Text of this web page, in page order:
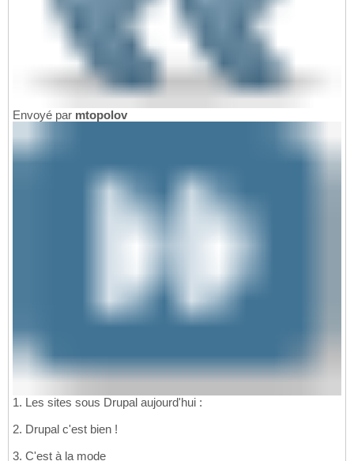
Envoyé par mtopolov
1. Les sites sous Drupal aujourd'hui :
2. Drupal c'est bien !
3. C'est à la mode